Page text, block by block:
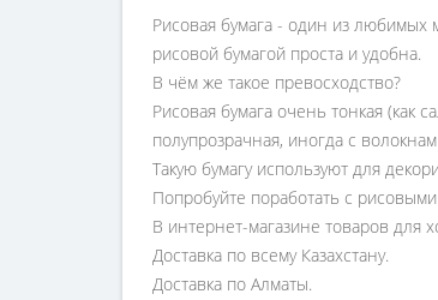
Рисовая бумага - один из любимых
рисовой бумагой проста и удобна.
В чём же такое превосходство?
Рисовая бумага очень тонкая (как
полупрозрачная, иногда с
Такую бумагу используют для
Попробуйте поработать с
В интернет-магазине товаров для
Доставка по всему Казахстану.
Доставка по Алматы.